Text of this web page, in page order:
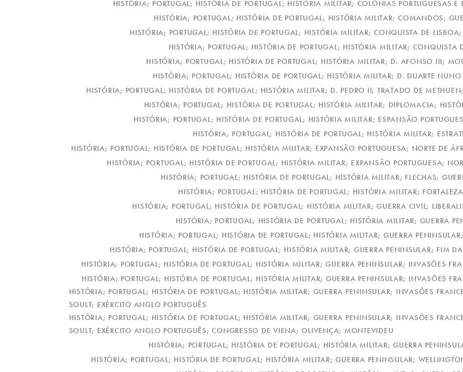
HISTÓRIA; PORTUGAL; HISTÓRIA DE PORTUGAL; HISTÓRIA MILITAR; COLÓNIAS PORTUGUESAS
HISTÓRIA; PORTUGAL; HISTÓRIA DE PORTUGAL; HISTÓRIA MILITAR; COMANDOS;
HISTÓRIA; PORTUGAL; HISTÓRIA DE PORTUGAL; HISTÓRIA MILITAR; CONQUISTA DE
HISTÓRIA; PORTUGAL; HISTÓRIA DE PORTUGAL; HISTÓRIA MILITAR; CONQUISTA
HISTÓRIA; PORTUGAL; HISTÓRIA DE PORTUGAL; HISTÓRIA MILITAR; D. AFONSO III;
HISTÓRIA; PORTUGAL; HISTÓRIA DE PORTUGAL; HISTÓRIA MILITAR; D. DUARTE
HISTÓRIA; PORTUGAL; HISTÓRIA DE PORTUGAL; HISTÓRIA MILITAR; D. PEDRO II; TRATADO DE
HISTÓRIA; PORTUGAL; HISTÓRIA DE PORTUGAL; HISTÓRIA MILITAR; DIPLOMACIA;
HISTÓRIA; PORTUGAL; HISTÓRIA DE PORTUGAL; HISTÓRIA MILITAR; ESPANSÃO
HISTÓRIA; PORTUGAL; HISTÓRIA DE PORTUGAL; HISTÓRIA MILITAR;
HISTÓRIA; PORTUGAL; HISTÓRIA DE PORTUGAL; HISTÓRIA MILITAR; EXPANSÃO PORTUGUESA; NORTE DE
HISTÓRIA; PORTUGAL; HISTÓRIA DE PORTUGAL; HISTÓRIA MILITAR; EXPANSÃO PORTUGUESA;
HISTÓRIA; PORTUGAL; HISTÓRIA DE PORTUGAL; HISTÓRIA MILITAR; FLECHAS;
HISTÓRIA; PORTUGAL; HISTÓRIA DE PORTUGAL; HISTÓRIA MILITAR;
HISTÓRIA; PORTUGAL; HISTÓRIA DE PORTUGAL; HISTÓRIA MILITAR; GUERRA CIVIL;
HISTÓRIA; PORTUGAL; HISTÓRIA DE PORTUGAL; HISTÓRIA MILITAR; GUERRA
HISTÓRIA; PORTUGAL; HISTÓRIA DE PORTUGAL; HISTÓRIA MILITAR; GUERRA
HISTÓRIA; PORTUGAL; HISTÓRIA DE PORTUGAL; HISTÓRIA MILITAR; GUERRA PENINSULAR; FIM
HISTÓRIA; PORTUGAL; HISTÓRIA DE PORTUGAL; HISTÓRIA MILITAR; GUERRA PENINSULAR; INVASÕES
HISTÓRIA; PORTUGAL; HISTÓRIA DE PORTUGAL; HISTÓRIA MILITAR; GUERRA PENINSULAR; INVASÕES
HISTÓRIA; PORTUGAL; HISTÓRIA DE PORTUGAL; HISTÓRIA MILITAR; GUERRA PENINSULAR; INVASÕES
SOULT; EXÉRCITO ANGLO PORTUGUÊS
HISTÓRIA; PORTUGAL; HISTÓRIA DE PORTUGAL; HISTÓRIA MILITAR; GUERRA PENINSULAR; INVASÕES
SOULT; EXÉRCITO ANGLO PORTUGUÊS; CONGRESSO DE VIENA; OLIVENÇA; MONTEVIDEU
HISTÓRIA; PORTUGAL; HISTÓRIA DE PORTUGAL; HISTÓRIA MILITAR; GUERRA
HISTÓRIA; PORTUGAL; HISTÓRIA DE PORTUGAL; HISTÓRIA MILITAR; GUERRA PENINSULAR;